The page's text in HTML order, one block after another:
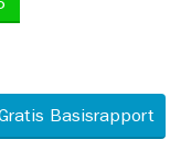
Basisrapport